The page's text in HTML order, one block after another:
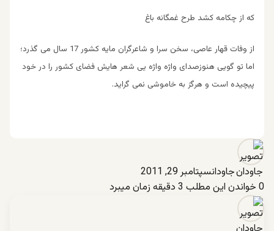
که از چکامه کشد طرح غمگانه باغ
از وفات قهار عاصی، سخن سرا و شاعرگران مایه کشور 17 سال می گذرد؛
اما تو گویی هنوزصدای واژه واژه یی شعر هایش فضای کشور را در خود
پیچیده است و هرگز به خاموشی نمی گراید.
جاودانسپتامبر 29, 2011
0 خواندن این مطلب 3 دقیقه زمان میبرد